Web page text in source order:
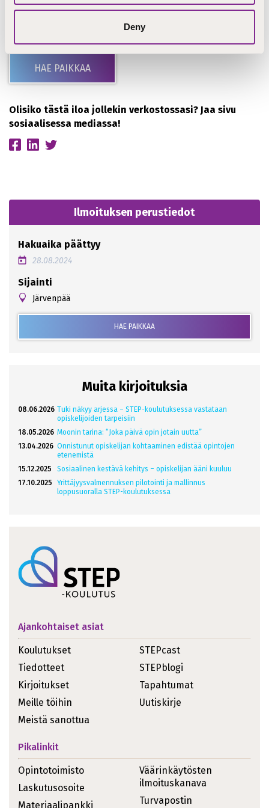
Deny
Työntekijöitä on 250.
HAE PAIKKAA
Olisiko tästä iloa jollekin verkostossasi? Jaa sivu
sosiaalisessa mediassa!
Ilmoituksen perustiedot
Hakuaika päättyy
28.08.2024
Sijainti
Järvenpää
HAE PAIKKAA
Muita kirjoituksia
08.06.2026 Tuki näkyy arjessa – STEP-koulutuksessa vastataan
opiskelijoiden tarpeisiin
18.05.2026 Moonin tarina: “Joka päivä opin jotain uutta”
13.04.2026 Onnistunut opiskelijan kohtaaminen edistää opintojen
etenemistä
15.12.2025
Sosiaalinen kestävä kehitys – opiskelijan ääni kuuluu
17.10.2025
Yrittäjyysvalmennuksen pilotointi ja mallinnus
loppusuoralla STEP-koulutuksessa
Ajankohtaiset asiat
Koulutukset
Tiedotteet
Kirjoitukset
Meille töihin
Meistä sanottua
STEPcast
STEPblogi
Tapahtumat
Uutiskirje
Pikalinkit
Opintotoimisto
Laskutusosoite
Materiaalipankki
Väärinkäytösten
ilmoituskanava
Turvapostin